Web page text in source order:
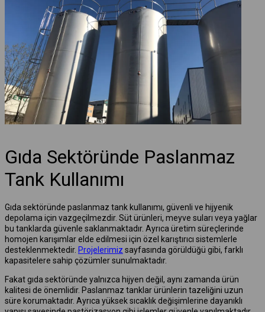
Gıda Sektöründe Paslanmaz
Tank Kullanımı
Gıda sektöründe paslanmaz tank kullanımı, güvenli ve hijyenik
depolama için vazgeçilmezdir. Süt ürünleri, meyve suları veya yağlar
bu tanklarda güvenle saklanmaktadır. Ayrıca üretim süreçlerinde
homojen karışımlar elde edilmesi için özel karıştırıcı sistemlerle
desteklenmektedir. Projelerimiz sayfasında görüldüğü gibi, farklı
kapasitelere sahip çözümler sunulmaktadır.
Fakat gıda sektöründe yalnızca hijyen değil, aynı zamanda ürün
kalitesi de önemlidir. Paslanmaz tanklar ürünlerin tazeliğini uzun
süre korumaktadır. Ayrıca yüksek sıcaklık değişimlerine dayanıklı